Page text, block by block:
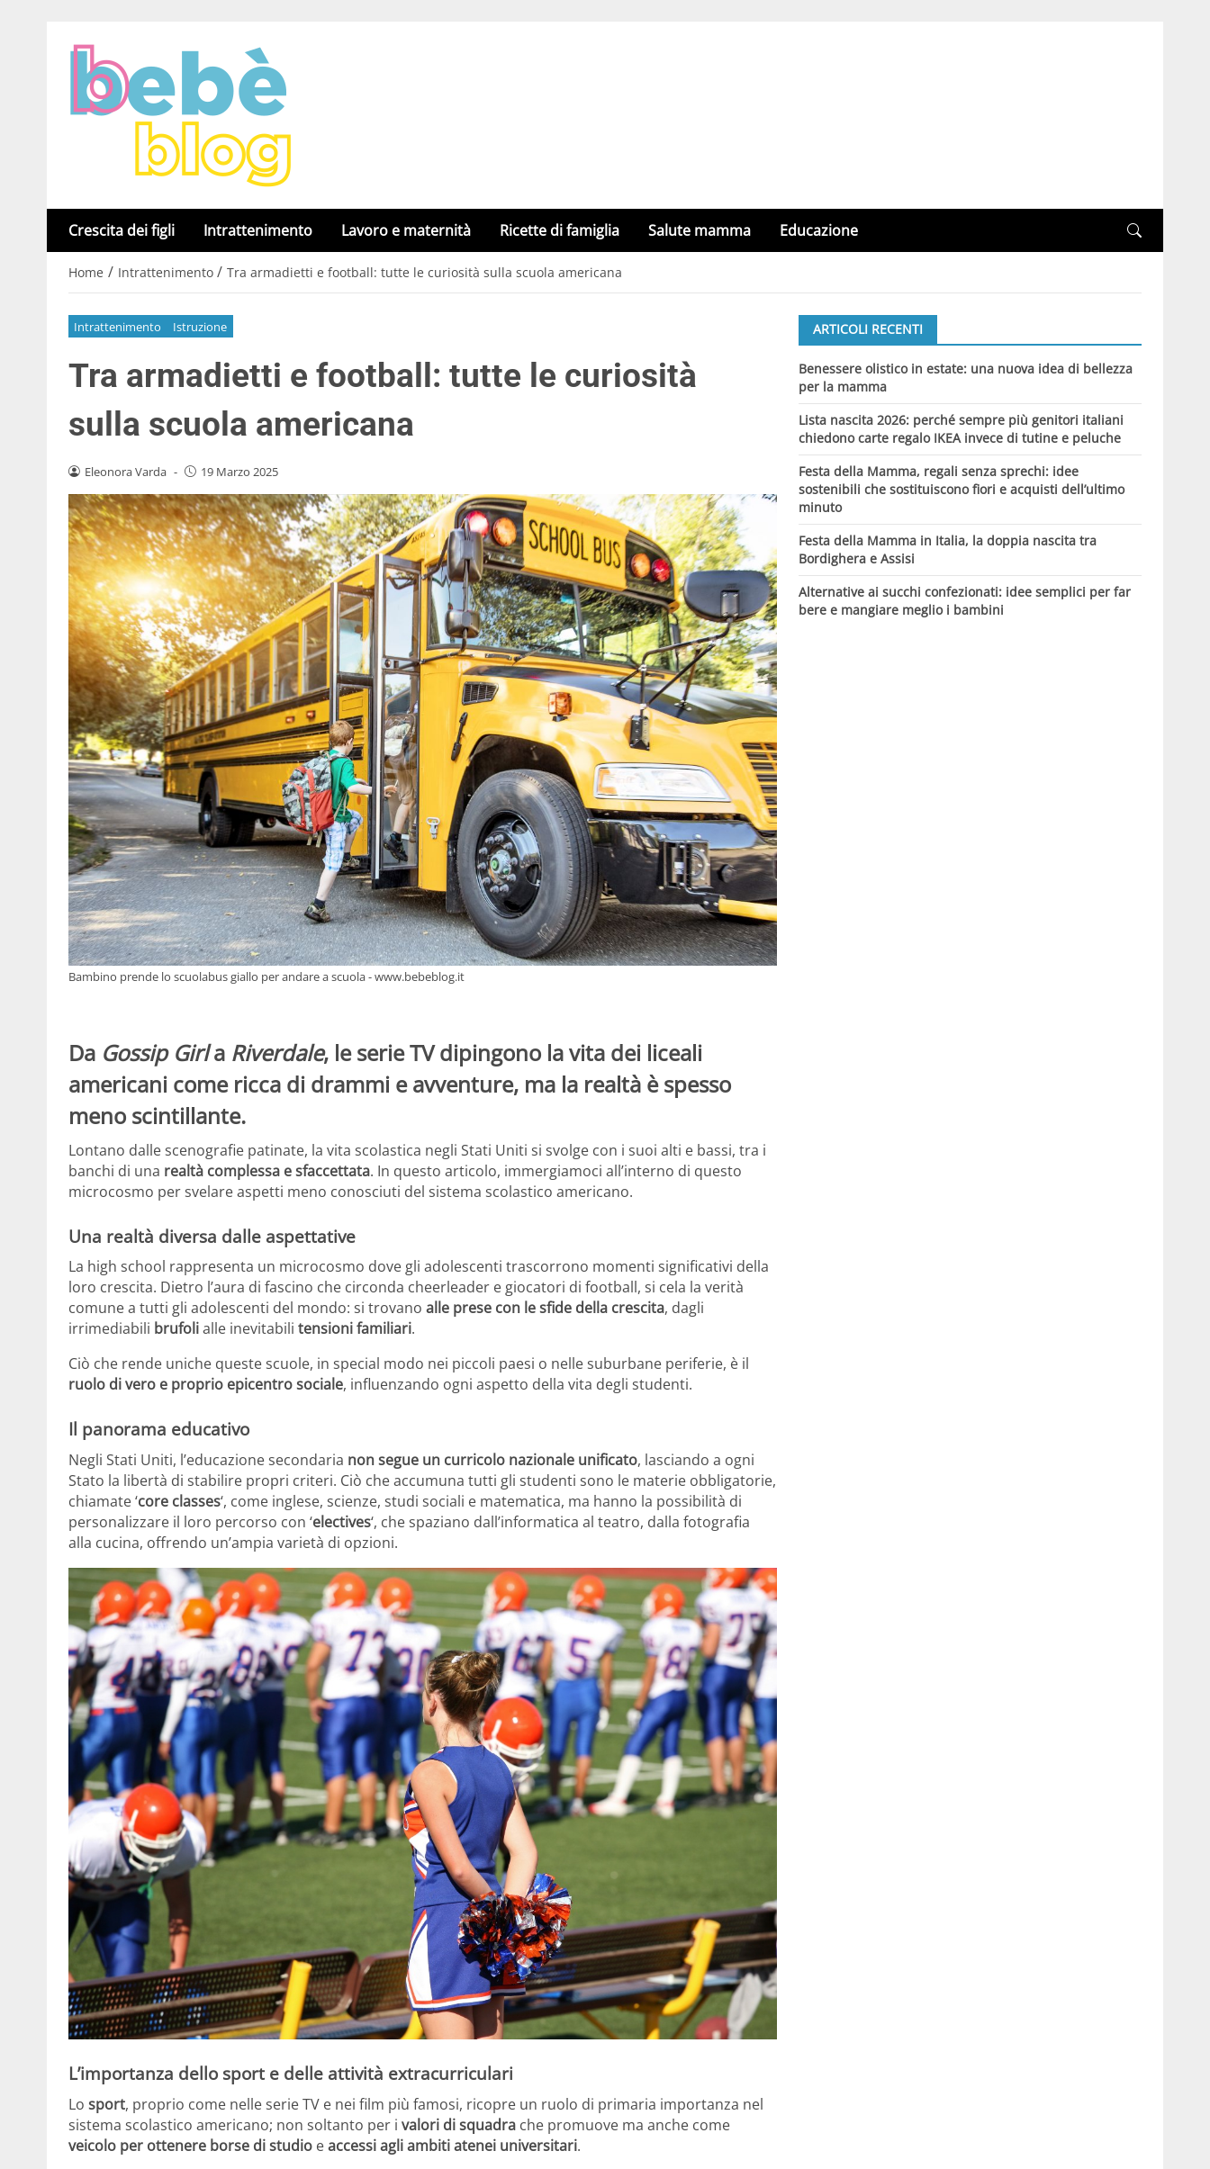
Crescita dei figli Intrattenimento Lavoro e maternità Ricette di famiglia Salute mamma Educazione
Home / Intrattenimento / Tra armadietti e football: tutte le curiosità sulla scuola americana
Intrattenimento Istruzione
Tra armadietti e football: tutte le curiosità
sulla scuola americana
Eleonora Varda - 19 Marzo 2025
Bambino prende lo scuolabus giallo per andare a scuola - www.bebeblog.it
Da Gossip Girla Riverdale, le serie TV dipingono la vita dei liceali
americani come ricca di drammi e avventure, ma la realtà è spesso
meno scintillante.
Lontano dalle scenografie patinate, la vita scolastica negli Stati Uniti si svolge con i suoi alti e bassi, tra i
banchi di una realtà complessa e sfaccettata. In questo articolo, immergiamoci all’interno di questo
microcosmo per svelare aspetti meno conosciuti del sistema scolastico americano.
Una realtà diversa dalle aspettative
La high school rappresenta un microcosmo dove gli adolescenti trascorrono momenti significativi della
loro crescita. Dietro l’aura di fascino che circonda cheerleader e giocatori di football, si cela la verità
comune a tutti gli adolescenti del mondo: si trovano alle prese con le sfide della crescita, dagli
irrimediabili brufolialle inevitabili tensioni familiari.
Ciò che rende uniche queste scuole, in special modo nei piccoli paesi o nelle suburbane periferie, è il
ruolo di vero e proprio epicentro sociale, influenzando ogni aspetto della vita degli studenti.
Il panorama educativo
Negli Stati Uniti, l’educazione secondaria non segue un curricolo nazionale unificato, lasciando a ogni
Stato la libertà di stabilire propri criteri. Ciò che accumuna tutti gli studenti sono le materie obbligatorie,
chiamate ‘core classes‘, come inglese, scienze, studi sociali e matematica, ma hanno la possibilità di
personalizzare il loro percorso con ‘electives‘, che spaziano dall’informatica al teatro, dalla fotografia
alla cucina, offrendo un’ampia varietà di opzioni.
L’importanza dello sport e delle attività extracurriculari
Lo sport, proprio come nelle serie TV e nei film più famosi, ricopre un ruolo di primaria importanza nel
sistema scolastico americano; non soltanto per i valori di squadra che promuove ma anche come
veicolo per ottenere borse di studio eaccessi agli ambiti atenei universitari.
ARTICOLI RECENTI
Benessere olistico in estate: una nuova idea di bellezza
per la mamma
Lista nascita 2026: perché sempre più genitori italiani
chiedono carte regalo IKEA invece di tutine e peluche
Festa della Mamma, regali senza sprechi: idee
sostenibili che sostituiscono fiori e acquisti dell’ultimo
minuto
Festa della Mamma in Italia, la doppia nascita tra
Bordighera e Assisi
Alternative ai succhi confezionati: idee semplici per far
bere e mangiare meglio i bambini